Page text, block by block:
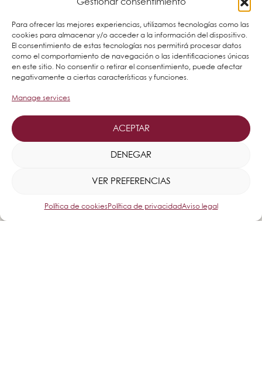
Gestionar consentimiento
Para ofrecer las mejores experiencias, utilizamos tecnologías como las
cookies para almacenar y/o acceder a la información del dispositivo.
El consentimiento de estas tecnologías nos permitirá procesar datos
como el comportamiento de navegación o las identificaciones únicas
en este sitio. No consentir o retirar el consentimiento, puede afectar
negativamente a ciertas características y funciones.
Manage services
ACEPTAR
DENEGAR
VER PREFERENCIAS
Política de cookiesPolítica de privacidadAviso legal